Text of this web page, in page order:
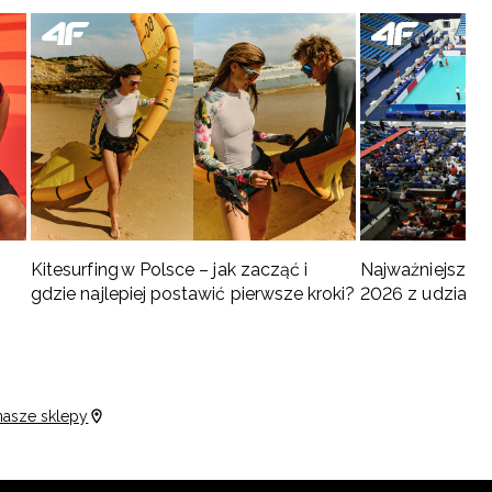
Kitesurfing w Polsce – jak zacząć i
gdzie najlepiej postawić pierwsze kroki?
Najważniejsze
2026 z
sklepy